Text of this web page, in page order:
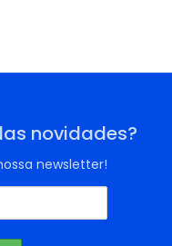
novidades?
newsletter!